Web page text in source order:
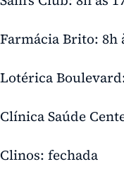
Farmácia Brito: 8h
Lotérica
Clínica Saúde
Clinos: fechada